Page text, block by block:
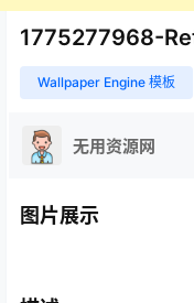
1775277968-
Wallpaper Engine 模板
无用资源网
图片展示